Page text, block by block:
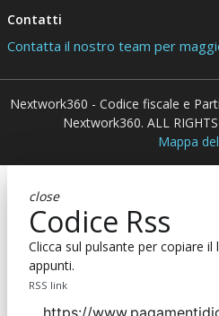
Contatti
Contatta il nostro team per
Nextwork360 - Codice fiscale e
Nextwork360. ALL RIGHTS
Mappa
close
Codice Rss
Clicca sul pulsante per copiare il
appunti.
RSS link